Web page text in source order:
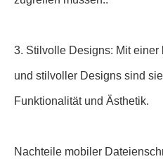
3. Stilvolle Designs: Mit einer
und stilvoller Designs sind
Funktionalität und Ästhetik.
Nachteile mobiler